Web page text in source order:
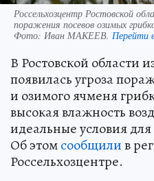
Россельхозцентр Ростовской
поражения посевов озимых
Фото: Иван МАКЕЕВ. Перейти
В Ростовской области
появилась угроза
и озимого ячменя
высокая влажность
идеальные условия
Об этомсообщилив
Россельхозцентре.